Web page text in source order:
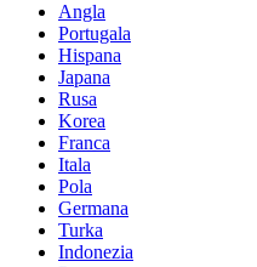
Angla
Portugala
Hispana
Japana
Rusa
Korea
Franca
Itala
Pola
Germana
Turka
Indonezia